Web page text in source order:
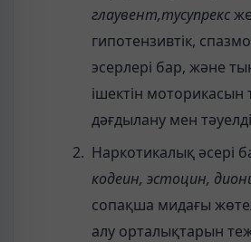
глаувент,тусупрекс
гипотензивтік,
эсерлері бар, және
ішектін моторикасын
дәғдылану мен
Наркотикалық әсері
кодеин, эстоцин,
сопақша мидағы
алу орталықтарын